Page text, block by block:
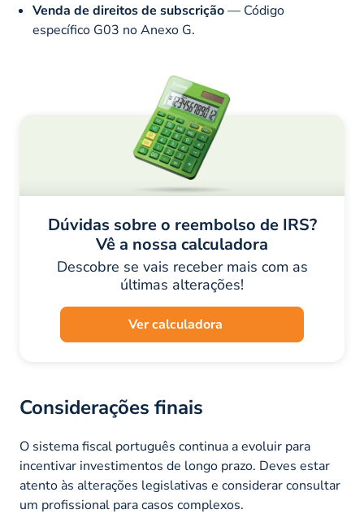
Venda de direitos de subscrição— Código
específico G03 no Anexo G.
Dúvidas sobre o reembolso de IRS?
Vê a nossa calculadora
Descobre se vais receber mais com as
últimas alterações!
Ver calculadora
Considerações finais
O sistema fiscal português continua a evoluir para
incentivar investimentos de longo prazo. Deves estar
atento às alterações legislativas e considerar consultar
um profissional para casos complexos.